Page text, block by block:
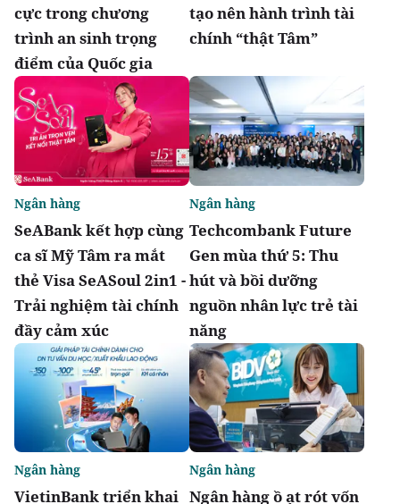
cực trong chương
trình an sinh trọng
điểm của Quốc gia
tạo nên hành trình tài
chính “thật Tâm”
SeABank kết hợp cùng
ca sĩ Mỹ Tâm ra mắt
thẻ Visa SeASoul 2in1 -
Trải nghiệm tài chính
đầy cảm xúc
Ngân hàng
Techcombank Future
Gen mùa thứ 5: Thu
hút và bồi dưỡng
nguồn nhân lực trẻ tài
năng
Ngân hàng
VietinBank triển khai
Ngân hàng
Ngân hàng ồ ạt rót vốn
Ngân hàng